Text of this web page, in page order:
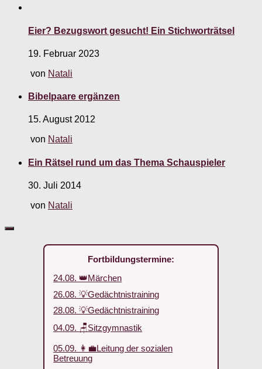
Eier? Bezugswort gesucht! Ein Stichworträtsel
19. Februar 2023
von Natali
Bibelpaare ergänzen
15. August 2012
von Natali
Ein Rätsel rund um das Thema Schauspieler
30. Juli 2014
von Natali
Fortbildungstermine:
24.08. 👑Märchen
26.08. 💡Gedächtnistraining
28.08. 💡Gedächtnistraining
04.09. 🪑Sitzgymnastik
05.09. 👩‍💼Leitung der sozialen
Betreuung